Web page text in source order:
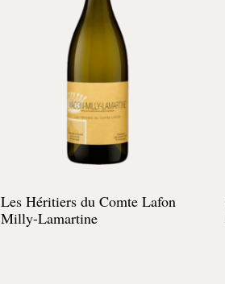
Les Héritiers du Comte Lafon
Milly-Lamartine